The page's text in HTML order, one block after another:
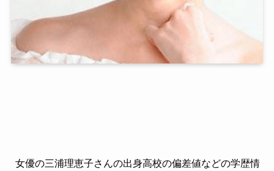
女優の三浦理恵子さんの出身高校の偏差値などの学歴情